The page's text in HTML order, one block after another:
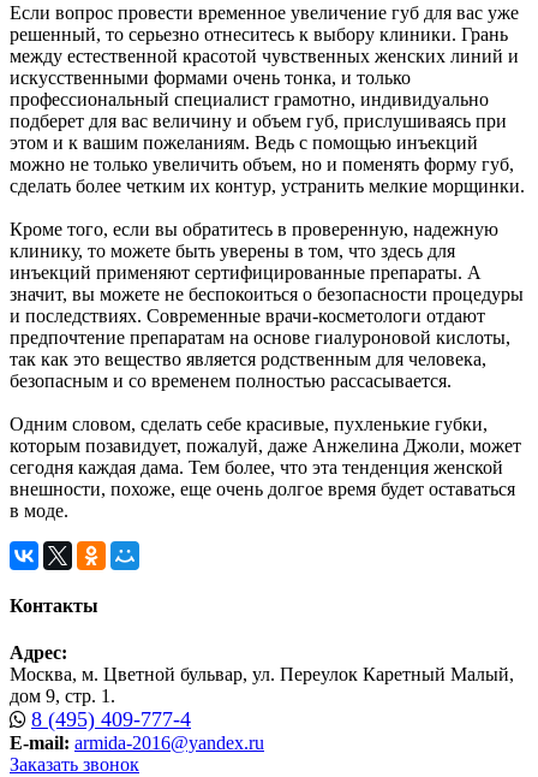
Если вопрос провести временное увеличение губ для вас уже
решенный, то серьезно отнеситесь к выбору клиники. Грань
между естественной красотой чувственных женских линий и
искусственными формами очень тонка, и только
профессиональный специалист грамотно, индивидуально
подберет для вас величину и объем губ, прислушиваясь при
этом и к вашим пожеланиям. Ведь с помощью инъекций
можно не только увеличить объем, но и поменять форму губ,
сделать более четким их контур, устранить мелкие морщинки.
Кроме того, если вы обратитесь в проверенную, надежную
клинику, то можете быть уверены в том, что здесь для
инъекций применяют сертифицированные препараты. А
значит, вы можете не беспокоиться о безопасности процедуры
и последствиях. Современные врачи-косметологи отдают
предпочтение препаратам на основе гиалуроновой кислоты,
так как это вещество является родственным для человека,
безопасным и со временем полностью рассасывается.
Одним словом, сделать себе красивые, пухленькие губки,
которым позавидует, пожалуй, даже Анжелина Джоли, может
сегодня каждая дама. Тем более, что эта тенденция женской
внешности, похоже, еще очень долгое время будет оставаться
в моде.
Контакты
Адрес:
Москва, м. Цветной бульвар, ул. Переулок Каретный Малый,
дом 9, стр. 1.
8 (495) 409-777-4
E-mail: armida-2016@yandex.ru
Заказать звонок